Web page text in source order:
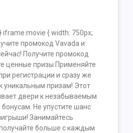
iframe.movie { width: 750px;
промокод Vavada и
Получите промокод
ценные призы Применяйте
регистрации и сразу же
уникальным призам! Этот
двери к незабываемым
Не упустите шанс
Занимайтесь
больше с каждым